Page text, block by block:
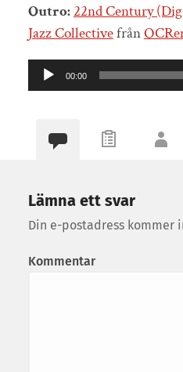
Outro: 22nd Century
Jazz Collectivefrån
Ljudspelare
00:00
Lämna ett svar
Din e-postadress kommer
Kommentar